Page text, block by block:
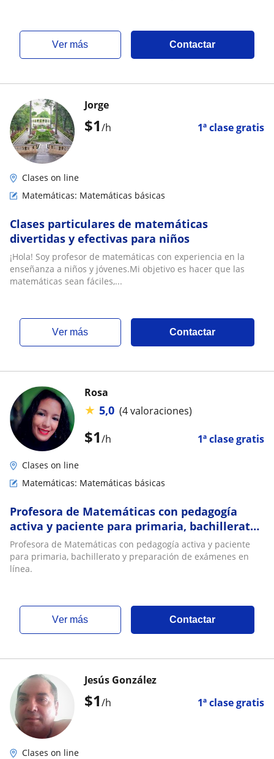
ver más Contactar
$1/h 1ª clase gratis
Jorge
Clases on line
Matemáticas: Matemáticas básicas
Clases particulares de matemáticas
divertidas y efectivas para niños
¡Hola! Soy profesor de matemáticas con experiencia en la
enseñanza a niños y jóvenes.Mi objetivo es hacer que las
matemáticas sean fáciles,...
ver más Contactar
$1/h 1ª clase gratis
Rosa
★ 5,0 (4 valoraciones)
Clases on line
Matemáticas: Matemáticas básicas
Profesora de Matemáticas con pedagogía
activa y paciente para primaria, bachillerato
y preparación de exámenes en línea
Profesora de Matemáticas con pedagogía activa y paciente
para primaria, bachillerato y preparación de exámenes en
línea.
ver más Contactar
$1/h 1ª clase gratis
Jesús González
Clases on line